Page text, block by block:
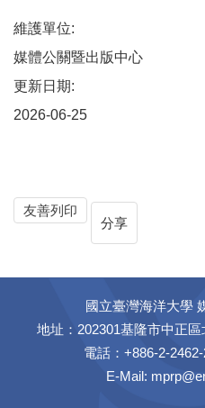
維護單位:
媒體公關暨出版中心
更新日期:
2026-06-25
友善列印
分享
國立臺灣海洋大學
地址：202301基隆市中正
電話：+886-2-
E-Mail: